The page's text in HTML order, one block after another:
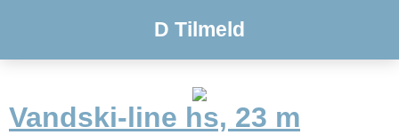
D Tilmeld
Vandski-line hs, 23 m